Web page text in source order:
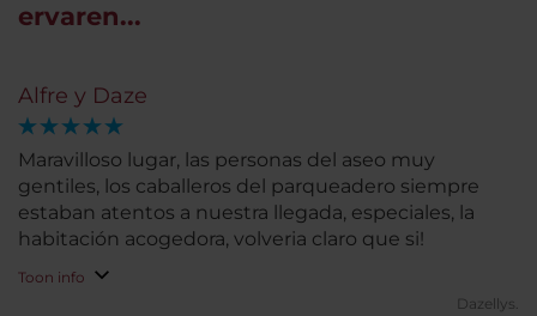
ervaren...
Alfre y Daze
Maravilloso lugar, las personas del aseo muy
gentiles, los caballeros del parqueadero siempre
estaban atentos a nuestra llegada, especiales, la
habitación acogedora, volveria claro que si!
Toon info
Dazellys.